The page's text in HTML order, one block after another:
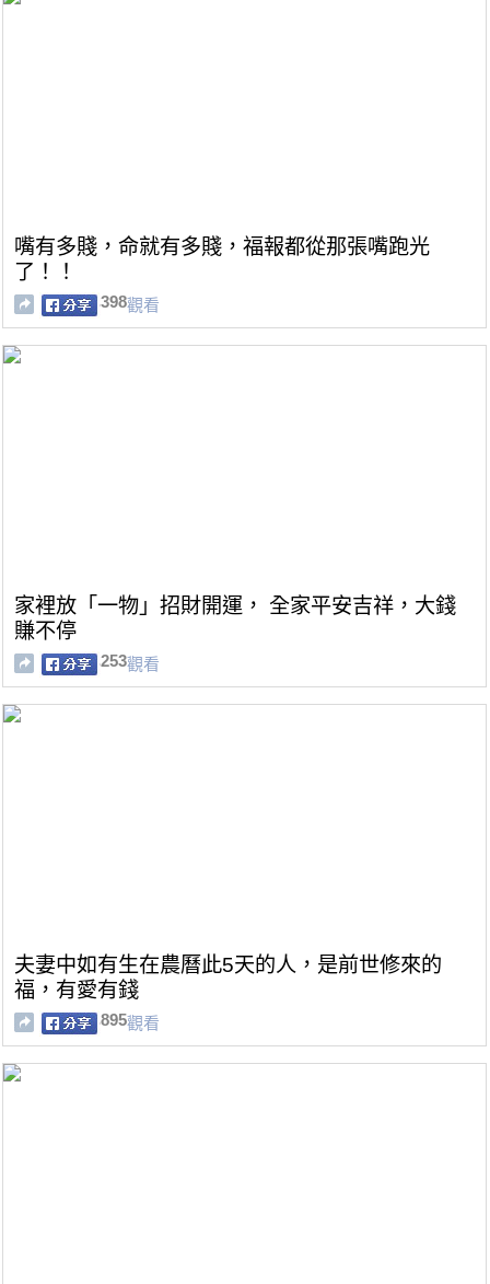
嘴有多賤，命就有多賤，福報都從那張嘴跑光
了！！
398觀看
家裡放「一物」招財開運， 全家平安吉祥，大錢
賺不停
253觀看
夫妻中如有生在農曆此5天的人，是前世修來的
福，有愛有錢
895觀看